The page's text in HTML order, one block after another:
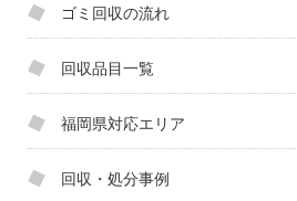
ゴミ回収の流れ
回収品目一覧
福岡県対応エリア
回収・処分事例